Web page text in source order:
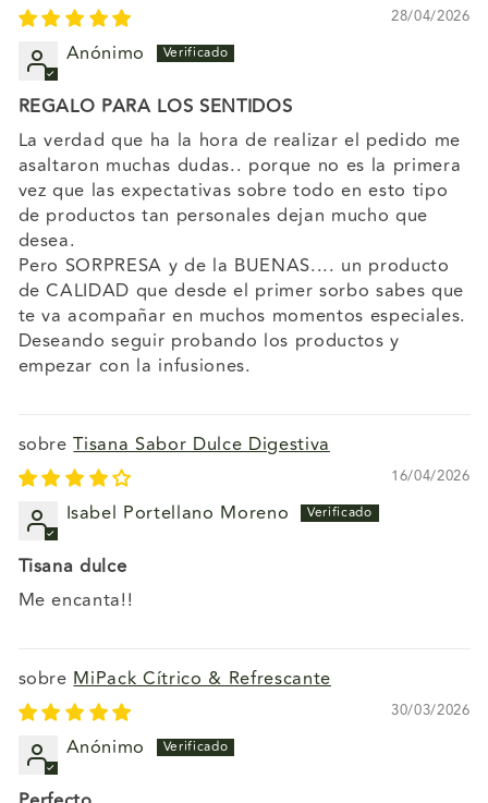
28/04/2026
Anónimo
REGALO PARA LOS SENTIDOS
La verdad que ha la hora de realizar el pedido me
asaltaron muchas dudas.. porque no es la primera
vez que las expectativas sobre todo en esto tipo
de productos tan personales dejan mucho que
desea.
Pero SORPRESA y de la BUENAS.... un producto
de CALIDAD que desde el primer sorbo sabes que
te va acompañar en muchos momentos especiales.
Deseando seguir probando los productos y
empezar con la infusiones.
Tisana Sabor Dulce Digestiva
16/04/2026
Isabel Portellano Moreno
Tisana dulce
Me encanta!!
MiPack Cítrico & Refrescante
30/03/2026
Anónimo